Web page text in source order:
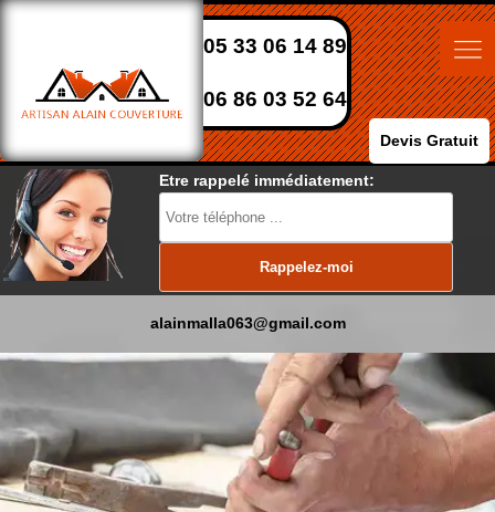
05 33 06 14 89
06 86 03 52 64
Devis Gratuit
Etre rappelé immédiatement:
alainmalla063@gmail.com